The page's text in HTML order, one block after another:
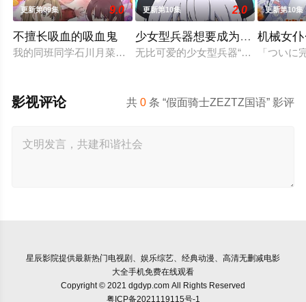
更新第09集 9.0
不擅长吸血的吸血鬼
我的同班同学石川月菜是吸血鬼。帅气又带着神祕气息
更新第10集 2.0
少女型兵器想要成为家人
无比可爱的少女型兵器“阿尔玛”与将
更新第10集
机械女仆
「つ
共0 条 “假面骑士ZEZTZ国语” 影评
影视评论
星辰影院提供最新热门电视剧、娱乐综艺、经典动漫、高清无删减电影
大全手机免费在线观看
Copyright © 2021 dgdyp.com All Rights Reserved
粤ICP备2021119115号-1